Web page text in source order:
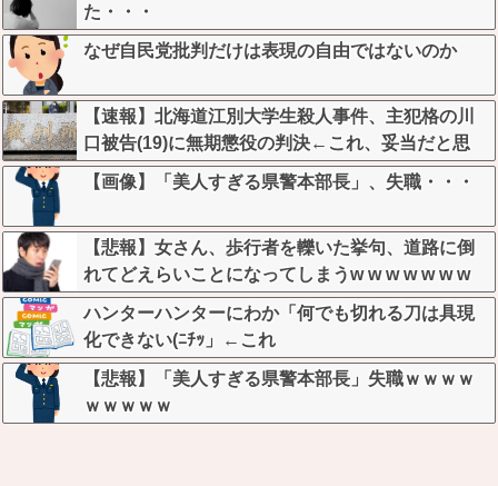
た・・・
なぜ自民党批判だけは表現の自由ではないのか
【速報】北海道江別大学生殺人事件、主犯格の川
口被告(19)に無期懲役の判決←これ、妥当だと思
う？？？？？？
【画像】「美人すぎる県警本部長」、失職・・・
【悲報】女さん、歩行者を轢いた挙句、道路に倒
れてどえらいことになってしまうw w w w w w w
ハンターハンターにわか「何でも切れる刀は具現
化できない(ﾆﾁｯ」←これ
【悲報】「美人すぎる県警本部長」失職ｗｗｗｗ
ｗｗｗｗｗ